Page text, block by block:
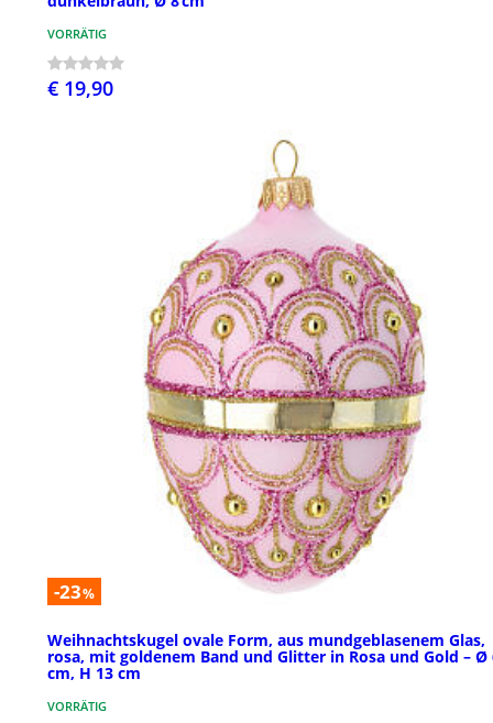
VORRÄTIG
€ 19,90
-23%
Weihnachtskugel ovale Form, aus mundgeblasenem Glas,
rosa, mit goldenem Band und Glitter in Rosa und Gold – Ø
cm, H 13 cm
VORRÄTIG